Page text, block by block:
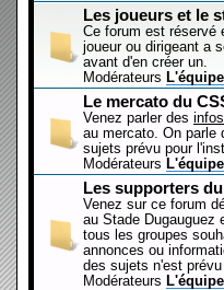
Les joueurs et le
Ce forum est réservé
joueur ou dirigeant a
avant d'en créer un.
Modérateurs
Le mercato du
Venez parler des infos
au mercato. On parle
sujets prévu pour
Modérateurs
Les supporters
Venez sur ce forum
au Stade Dugauguez
tous les groupes
annonces ou
des sujets n'est prévu
Modérateurs